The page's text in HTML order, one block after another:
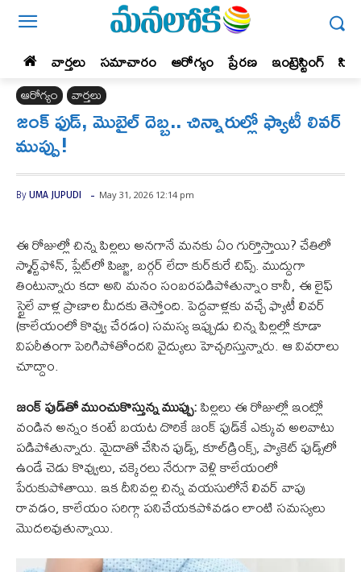
వార్తలు సమాచారం ఆరోగ్యం ప్రేర‌ణ‌ ఇంట్రెస్టింగ్‌
ఆరోగ్యం వార్తలు
జంక్ ఫుడ్, మొబైల్ దెబ్బ.. చిన్నారుల్లో ఫ్యాటీ లివర్
ముప్పు!
By UMA JUPUDI - May 31, 2026 12:14 pm
ఈ రోజుల్లో చిన్న పిల్లలు అనగానే మనకు ఏం గుర్తొస్తాయి? చేతిలో
స్మార్ట్‌ఫోన్, ప్లేట్‌లో పిజ్జా, బర్గర్ లేదా కుర్‌కురే చిప్స్. ముద్దుగా
తింటున్నారు కదా అని మనం సంబరపడిపోతున్నాం కానీ, ఈ లైఫ్
స్టైలే వాళ్ల ప్రాణాల మీదకు తెస్తోంది. పెద్దవాళ్లకు వచ్చే ఫ్యాటీ లివర్
(కాలేయంలో కొవ్వు చేరడం) సమస్య ఇప్పుడు చిన్న పిల్లల్లో కూడా
విపరీతంగా పెరిగిపోతోందని వైద్యులు హెచ్చరిస్తున్నారు. ఆ వివరాలు
చూద్దాం.
జంక్ ఫుడ్‌తో ముంచుకొస్తున్న ముప్పు:పిల్లలు ఈ రోజుల్లో ఇంట్లో
వండిన అన్నం కంటే బయట దొరికే జంక్ ఫుడ్‌కే ఎక్కువ అలవాటు
పడిపోతున్నారు. మైదాతో చేసిన ఫుడ్స్, కూల్‌డ్రింక్స్, ప్యాకెట్ ఫుడ్స్‌లో
ఉండే చెడు కొవ్వులు, చక్కెరలు నేరుగా వెళ్లి కాలేయంలో
పేరుకుపోతాయి. ఇక దీనివల్ల చిన్న వయసులోనే లివర్ వాపు
రావడం, కాలేయం సరిగ్గా పనిచేయకపోవడం లాంటి సమస్యలు
మొదలవుతున్నాయి.